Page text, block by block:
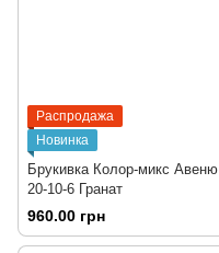
Распродажа
Новинка
Брукивка Колор-микс Авеню
20-10-6 Гранат
960.00 грн